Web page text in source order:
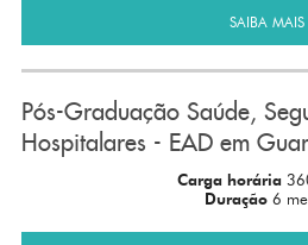
SAIBA MAIS
Pós-Graduação Saúde,
Hospitalares - EAD em
Carga horária
Duração 6